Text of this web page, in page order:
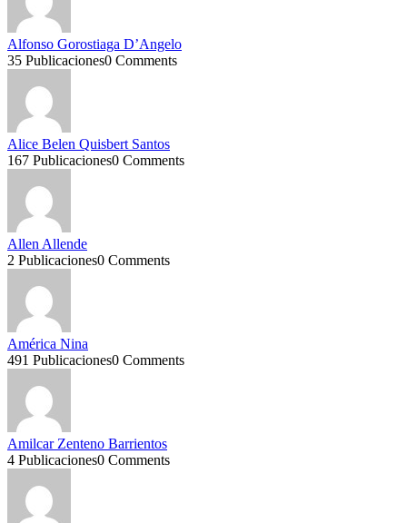
Alfonso Gorostiaga D’Angelo
35 Publicaciones0 Comments
Alice Belen Quisbert Santos
167 Publicaciones0 Comments
Allen Allende
2 Publicaciones0 Comments
América Nina
491 Publicaciones0 Comments
Amilcar Zenteno Barrientos
4 Publicaciones0 Comments